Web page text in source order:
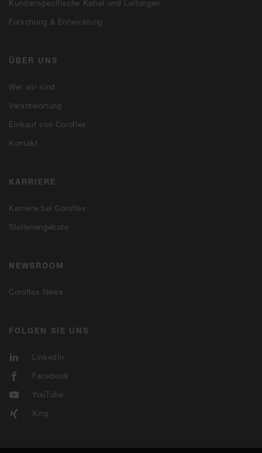
Kundenspezifische Kabel und Leitungen
Forschung & Entwicklung
ÜBER UNS
Wer wir sind
Verantwortung
Einkauf von Coroflex
Kontakt
KARRIERE
Karriere bei Coroflex
Stellenangebote
NEWSROOM
Coroflex News
FOLGEN SIE UNS
LinkedIn
Facebook
YouTube
Xing